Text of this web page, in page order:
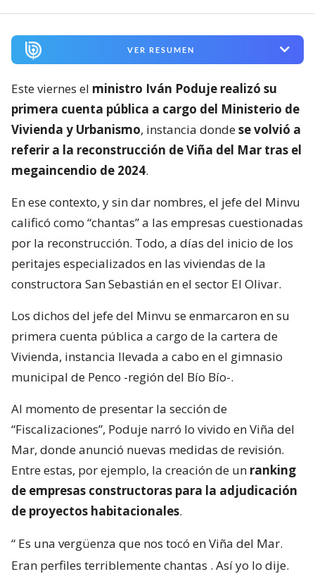
VER RESUMEN
Este viernes el ministro Iván Poduje realizó su
primera cuenta pública a cargo del Ministerio de
Vivienda y Urbanismo, instancia dondese volvió a
referir a la reconstrucción de Viña del Mar tras el
megaincendio de 2024.
En ese contexto, y sin dar nombres, el jefe del Minvu
calificó como “chantas” a las empresas cuestionadas
por la reconstrucción. Todo, a días del inicio de los
peritajes especializados en las viviendas de la
constructora San Sebastián en el sector El Olivar.
Los dichos del jefe del Minvu se enmarcaron en su
primera cuenta pública a cargo de la cartera de
Vivienda, instancia llevada a cabo en el gimnasio
municipal de Penco -región del Bío Bío-.
Al momento de presentar la sección de
“Fiscalizaciones”, Poduje narró lo vivido en Viña del
Mar, donde anunció nuevas medidas de revisión.
Entre estas, por ejemplo, la creación de un ranking
de empresas constructoras para la adjudicación
de proyectos habitacionales.
“ Es una vergüenza que nos tocó en Viña del Mar.
Eran perfiles terriblemente chantas . Así yo lo dije.